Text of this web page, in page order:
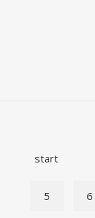
start
5 6